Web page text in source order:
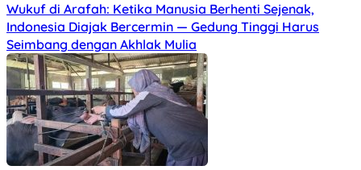
Wukuf di Arafah: Ketika Manusia Berhenti Sejenak,
Indonesia Diajak Bercermin — Gedung Tinggi Harus
Seimbang dengan Akhlak Mulia